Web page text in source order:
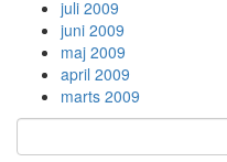
juli 2009
juni 2009
maj 2009
april 2009
marts 2009